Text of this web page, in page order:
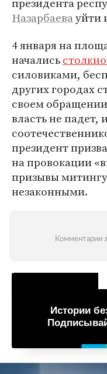
Назарбаевауйти
4 января на
начались
силовиками,
других городах
своем
власть не падет,
президент
на провокации
призывы
незаконными.
Комментарии
Истории